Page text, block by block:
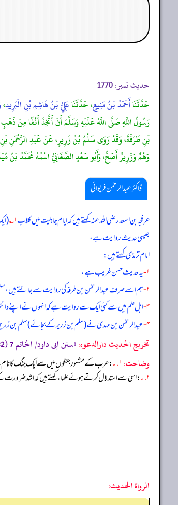
حدیث نمبر: 1770
حَدَّثَنَاأَحْمَدُ بْنُ مَنِيعٍ، حَدَّثَنَاعَلِيُّ بْنُ هَاشِمِ بْنِ الْبَرِيدِ،
رَسُولُ اللَّهِ صَلَّى اللَّهُ عَلَيْهِ وَسَلَّمَ أَنْ أَتَّخِذَ أَنْفًا مِنْ
بْنِ طَرَفَةَ، وَقَدْ رَوَى سَلْمُ بْنُ زَرِيرٍ، عَنْ عَبْدِ الرَّحْمَنِ
وَهْمٌ وَزَرِيرٌ أَصَحُّ، وَأَبُو سَعْدٍ الصَّغَانِيُّ اسْمُهُ مُحَمَّدُ بْنُ
ڈاکٹر عبدالرحمٰن فریوائی
عرفجہ بن اسعد رضی الله عنہ کہتے ہیں کہایام جاہلیت میں کلاب۱؎
جیسی حدیث روایت ہے،
امام ترمذی کہتے ہیں:
۱- یہ حدیث حسن غریب ہے،
۲- ہم اسے صرف عبدالرحمٰن بن طرفہ کی روایت سے جانتے ہیں،
۳-اہل علم میں سے کئی ایک سے روایت ہے کہ انہوں نے اپنے
۴- عبدالرحمٰن بن مہدی نے (سلم بن زریر کے بجائے) سلم بن زرین
تخریج الحدیث دارالدعوہ:«سنن ابی داود/ الخاتم 7 (4232)، سنن النسائی/الزینة 41 (5164)، (تحفة الأشراف: 9895)، و مسند احمد (5/23) (حسن)»
وضاحت: ۱؎ : عرب کے مشہور جنگوں میں سے ایک جنگ کا
۲؎ : اسی سے استدلال کرتے ہوئے علماء کہتے ہیں کہ اشد
الرواة الحديث: